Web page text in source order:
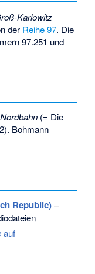
Karlowitz
der Reihe 97. Die
97.251 und
(= Die
Bohmann
Republic)–
auf